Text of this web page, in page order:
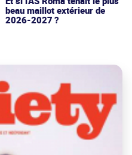
beau maillot extérieur de
2026-2027 ?